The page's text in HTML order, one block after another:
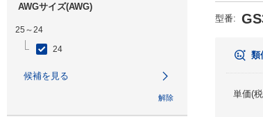
AWGサイズ(AWG)
25～24
24
候補を見る
解除
型番:
類
単価(